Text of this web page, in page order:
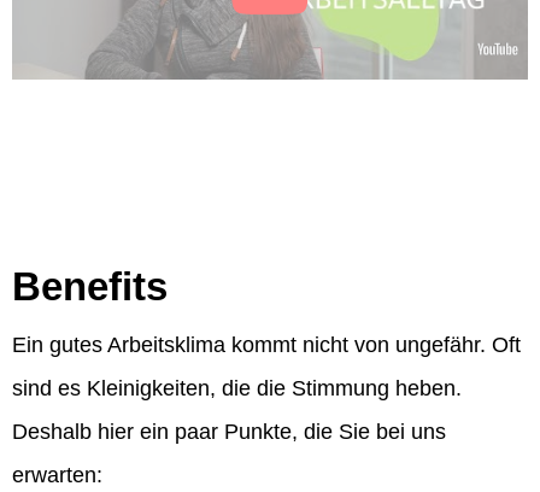
Benefits
Ein gutes Arbeitsklima kommt nicht von ungefähr. Oft
sind es Kleinigkeiten, die die Stimmung heben.
Deshalb hier ein paar Punkte, die Sie bei uns
erwarten: